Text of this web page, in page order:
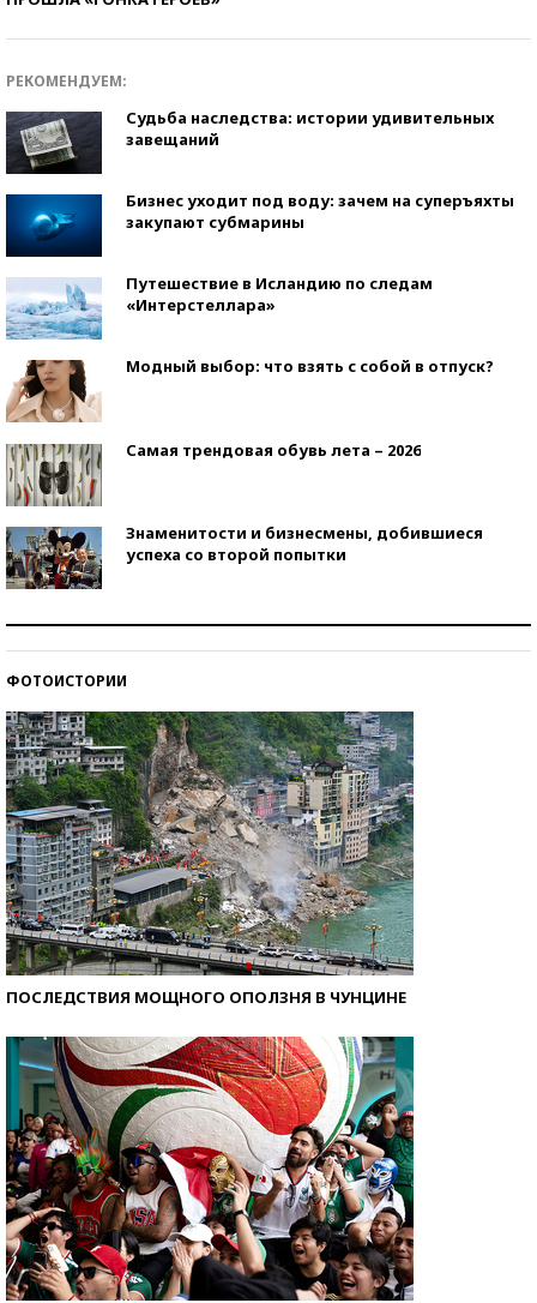
РЕКОМЕНДУЕМ:
Судьба наследства: истории удивительных
завещаний
Бизнес уходит под воду: зачем на суперъяхты
закупают субмарины
Путешествие в Исландию по следам
«Интерстеллара»
Модный выбор: что взять с собой в отпуск?
Самая трендовая обувь лета – 2026
Знаменитости и бизнесмены, добившиеся
успеха со второй попытки
ФОТОИСТОРИИ
ПОСЛЕДСТВИЯ МОЩНОГО ОПОЛЗНЯ В ЧУНЦИНЕ